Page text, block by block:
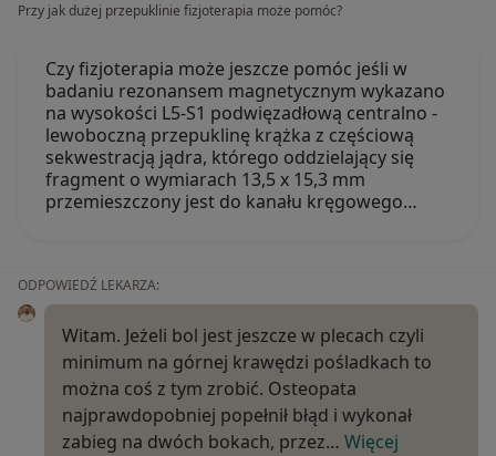
Przy jak dużej przepuklinie fizjoterapia może pomóc?
Czy fizjoterapia może jeszcze pomóc jeśli w
badaniu rezonansem magnetycznym wykazano
na wysokości L5-S1 podwięzadłową centralno -
lewoboczną przepuklinę krążka z częściową
sekwestracją jądra, którego oddzielający się
fragment o wymiarach 13,5 x 15,3 mm
przemieszczony jest do kanału kręgowego…
ODPOWIEDŹ LEKARZA:
Witam. Jeżeli bol jest jeszcze w plecach czyli
minimum na górnej krawędzi pośladkach to
można coś z tym zrobić. Osteopata
najprawdopobniej popełnił błąd i wykonał
zabieg na dwóch bokach, przez… Więcej